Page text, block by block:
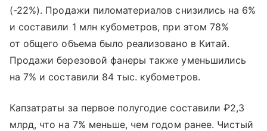
(-22%). Продажи пиломатериалов снизились на 6%
и составили 1 млн кубометров, при этом 78%
от общего объема было реализовано в Китай.
Продажи березовой фанеры также уменьшились
на 7% и составили 84 тыс. кубометров.
Капзатраты за первое полугодие составили ₽2,3
млрд, что на 7% меньше, чем годом ранее. Чистый